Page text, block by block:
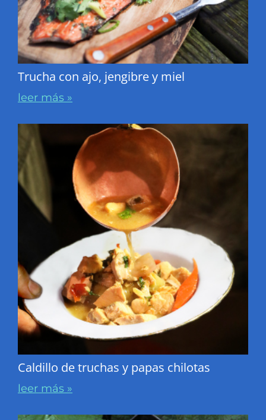
Trucha con ajo, jengibre y miel
leer más »
Caldillo de truchas y papas chilotas
leer más »